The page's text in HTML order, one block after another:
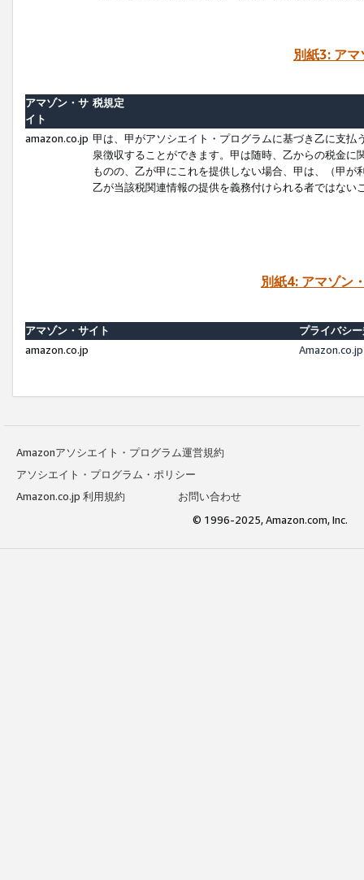
別紙3: ア
アマゾン・サ
イト
税規定
amazon.co.jp 甲は、甲がアソシエイト・プログラムに基づき乙に支
泉徴収することができます。甲は随時、乙からの税金
ものの、乙が甲にこれを提供しない場合、甲は、（甲
乙が当該税関連情報の提供を義務付けられる者ではな
別紙4: アマゾン
アマゾン・サイト
プライバシ
amazon.co.jp
Amazonアソシエイト・プログラム運営規約
アソシエイト・プログラム・ポリシー
Amazon.co.jp 利用規約
お問い合わせ
© 1996-2025, Amazon.com, Inc.